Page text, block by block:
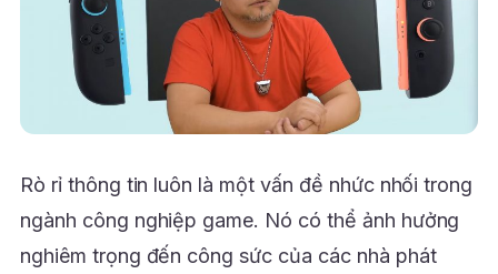
Rò rỉ thông tin luôn là một vấn đề nhức nhối trong
ngành công nghiệp game. Nó có thể ảnh hưởng
nghiêm trọng đến công sức của các nhà phát